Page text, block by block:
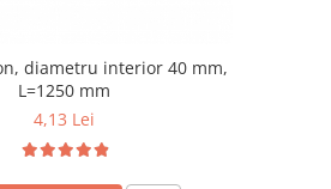
diametru interior 40 mm,
L=1250 mm
4,13 Lei